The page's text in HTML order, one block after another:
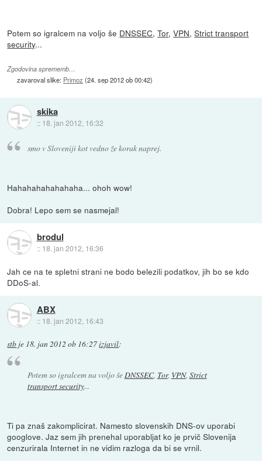
Potem so igralcem na voljo še DNSSEC,Tor,VPN,Strict transport
security...
Zgodovina sprememb…
zavaroval slike: Primoz (24. sep 2012 ob 00:42)
skika
:: 18. jan 2012, 16:32
smo v Sloveniji kot vedno že korak naprej.
Hahahahahahahaha... ohoh wow!
Dobra! Lepo sem se nasmejal!
brodul
:: 18. jan 2012, 16:36
Jah ce na te spletni strani ne bodo belezili podatkov, jih bo se kdo
DDoS-al.
ABX
:: 18. jan 2012, 16:43
stb je 18. jan 2012 ob 16:27izjavil:
Potem so igralcem na voljo šeDNSSEC, Tor, VPN, Strict
transport security...
Ti pa znaš zakomplicirat. Namesto slovenskih DNS-ov uporabi
googlove. Jaz sem jih prenehal uporabljat ko je prvič Slovenija
cenzurirala Internet in ne vidim razloga da bi se vrnil.